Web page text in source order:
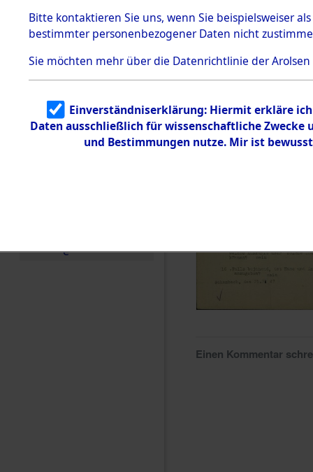
5.3.1 Alliierte
Erhebungen
zu
Todesmärsch
en
5.3.2
Identifizierun
5.3.3
Todesmärsch
e
Einen Kommentar
Bitte kontaktieren Sie uns, wenn Sie beispielsweiser
bestimmter personenbezogener Daten nicht
Sie möchten mehr über die Datenrichtlinie der Arolsen
Einverständniserklärung: Hiermit erkläre
Daten ausschließlich für wissenschaftliche
und Bestimmungen nutze. Mir ist